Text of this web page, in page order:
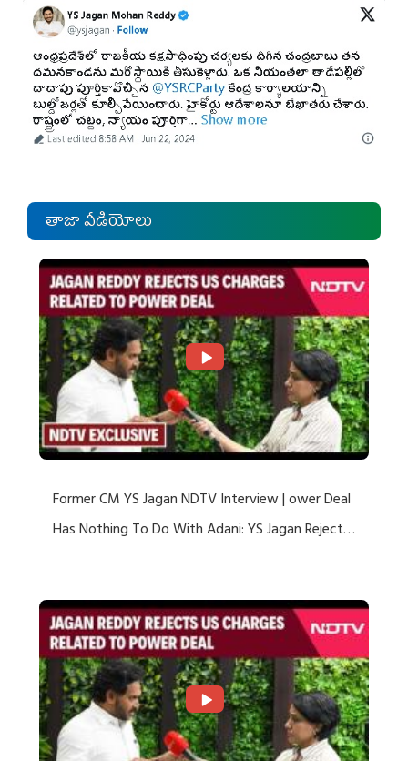
తాజా వీడియోలు
Former CM YS Jagan NDTV Interview | ower Deal
Has Nothing To Do With Adani: YS Jagan Rejects